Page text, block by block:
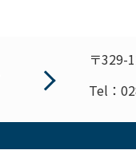
〒329-
Tel：